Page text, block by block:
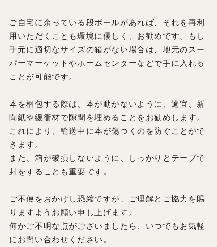
ご自宅に余っている段ボールがあれば、それを再利
用いただくことも環境に優しく、お勧めです。もし
手元に適切なサイズの箱がない場合は、地元のスー
パーマーケットやホームセンターなどで手に入れる
ことが可能です。
本を梱包する際は、本が動かないように、適宜、新
聞紙や緩衝材で隙間を埋めることをお勧めします。
これにより、輸送中に本が傷つくのを防ぐことがで
きます。
また、箱が破損しないように、しっかりとテープで
封をすることも重要です。
ご不便をおかけし恐縮ですが、ご理解とご協力を賜
りますようお願い申し上げます。
何かご不明な点がございましたら、いつでもお気軽
にお問い合わせください。